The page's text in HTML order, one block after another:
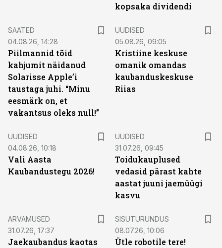
kopsaka dividendi
SAATED
04.08.26, 14:28
Piilmannid tõid
kahjumit näidanud
Solarisse Apple’i
taustaga juhi. “Minu
eesmärk on, et
vakantsus oleks null!”
UUDISED
05.08.26, 09:05
Kristiine keskuse
omanik omandas
kaubanduskeskuse
Riias
UUDISED
04.08.26, 10:18
Vali Aasta
Kaubandustegu 2026!
UUDISED
31.07.26, 09:45
Toidukauplused
vedasid pärast kahte
aastat juuni jaemüügi
kasvu
ARVAMUSED
31.07.26, 17:37
Jaekaubandus kaotas
SISUTURUNDUS
08.07.26, 10:06
Ütle robotile tere!